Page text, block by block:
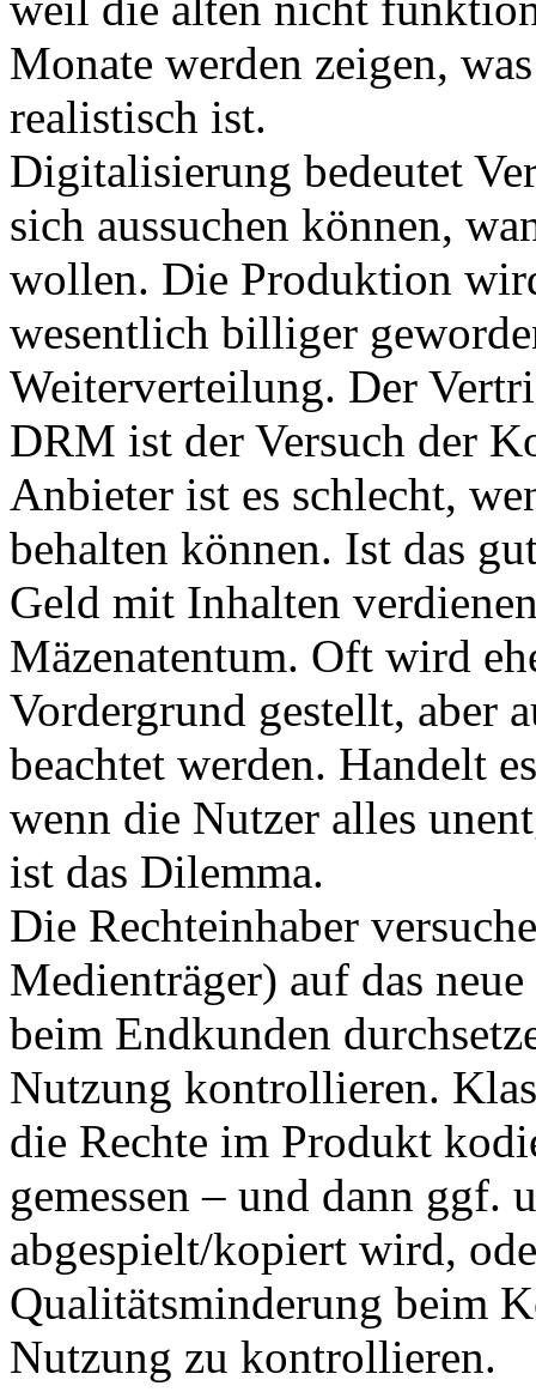
Monate werden zeigen,
realistisch ist.
Digitalisierung bedeutet
sich aussuchen können,
wollen. Die Produktion
wesentlich billiger
Weiterverteilung. Der
DRM ist der Versuch der
Anbieter ist es schlecht,
behalten können. Ist das
Geld mit Inhalten
Mäzenatentum. Oft wird
Vordergrund gestellt, aber
beachtet werden. Handelt
wenn die Nutzer alles
ist das Dilemma.
Die Rechteinhaber
Medienträger) auf das
beim Endkunden
Nutzung kontrollieren.
die Rechte im Produkt
gemessen – und dann ggf.
abgespielt/kopiert wird,
Qualitätsminderung beim
Nutzung zu kontrollieren.